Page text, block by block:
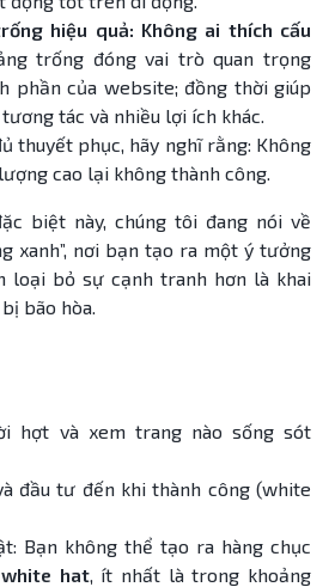
hiệu quả: Không ai thích cấu
trống đóng vai trò quan trọng
phần của website; đồng thời giúp
tác và nhiều lợi ích khác.
thuyết phục, hãy nghĩ rằng: Không
cao lại không thành công.
biệt này, chúng tôi đang nói về
xanh”, nơi bạn tạo ra một ý tưởng
loại bỏ sự cạnh tranh hơn là khai
bão hòa.
hợt và xem trang nào sống sót
đầu tư đến khi thành công (white
Bạn không thể tạo ra hàng chục
white hat, ít nhất là trong khoảng